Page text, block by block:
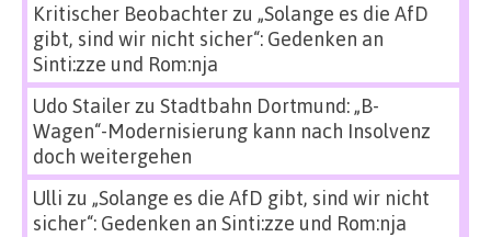
Kritischer Beobachterzu „Solange es die AfD
gibt, sind wir nicht sicher“: Gedenken an
Sinti:zze und Rom:nja
Udo Stailerzu Stadtbahn Dortmund: „B-
Wagen“-Modernisierung kann nach Insolvenz
doch weitergehen
Ulli zu „Solange es die AfD gibt, sind wir nicht
sicher“: Gedenken an Sinti:zze und Rom:nja